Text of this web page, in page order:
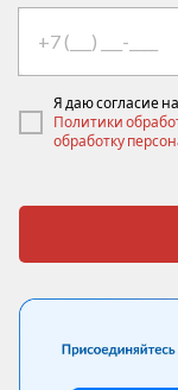
Я даю согласие
Политики
обработку